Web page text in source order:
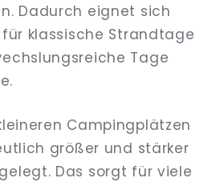
Dadurch eignet sich
klassische Strandtage
Tage
Campingplätzen
größer und stärker
Das sorgt für viele